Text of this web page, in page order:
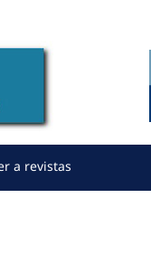
a revistas